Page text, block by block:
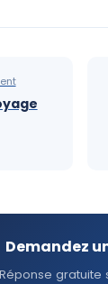
Demandez
Réponse gratuite